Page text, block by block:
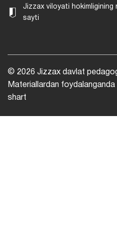
Jizzax viloyati hokimligining
sayti
© 2026 Jizzax davlat
Materiallardan
shart